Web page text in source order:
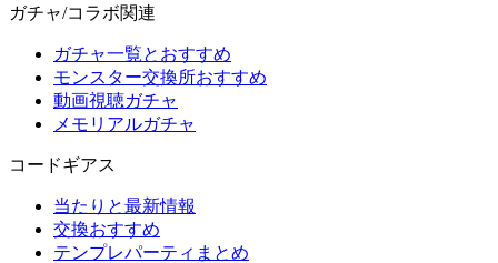
ガチャ/コラボ関連
ガチャ一覧とおすすめ
モンスター交換所おすすめ
動画視聴ガチャ
メモリアルガチャ
コードギアス
当たりと最新情報
交換おすすめ
テンプレパーティまとめ